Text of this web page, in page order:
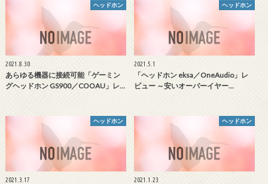
ヘッドホン
2021.8.30
あらゆる機器に接続可能「ゲーミン
グヘッドホン GS900／COOAU」レ…
ヘッドホン
2021.5.1
「ヘッドホン eksa／OneAudio」レ
ビュー ～安いオーバーイヤー…
ヘッドホン
2021.3.17
ヘッドホン
2021.1.23